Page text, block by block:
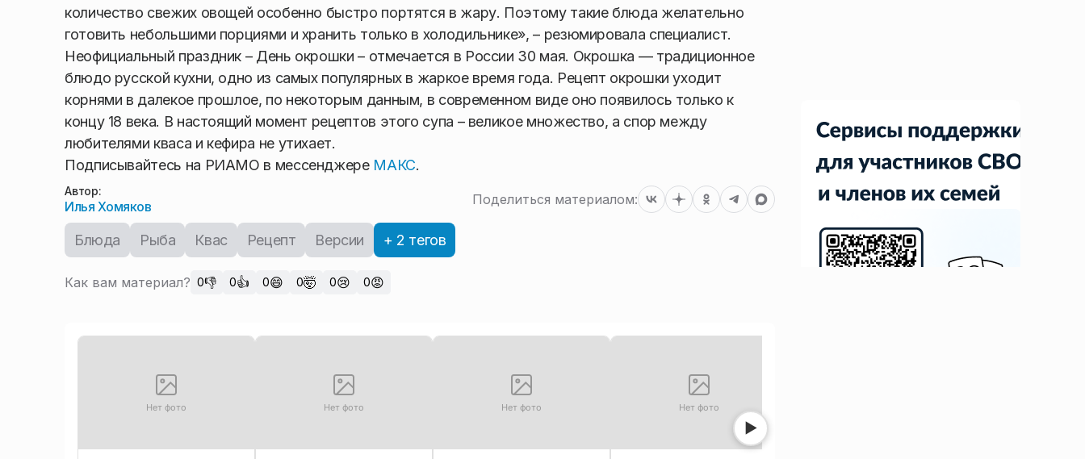
количество свежих овощей особенно быстро портятся в жару. Поэтому такие блюда желательно
готовить небольшими порциями и хранить только в холодильнике», – резюмировала специалист.
Неофициальный праздник – День окрошки – отмечается в России 30 мая. Окрошка — традиционное
блюдо русской кухни, одно из самых популярных в жаркое время года. Рецепт окрошки уходит
корнями в далекое прошлое, по некоторым данным, в современном виде оно появилось только к
концу 18 века. В настоящий момент рецептов этого супа – великое множество, а спор между
любителями кваса и кефира не утихает.
Подписывайтесь на РИАМО в мессенджере МАКС.
Автор:
Илья Хомяков Поделиться материалом:
Блюда Рыба Квас Рецепт Версии + 2 тегов
Как вам материал? 0👎 0👍 0😄 0🤯 0😢 0😡
Нет фото Нет фото Нет фото Нет фото
▶